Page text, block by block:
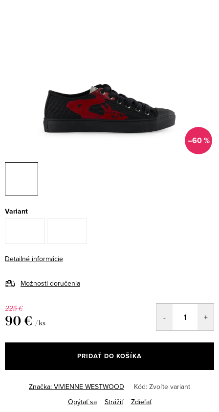
–60 %
Variant
Detailné informácie
Možnosti doručenia
225 €
90 € / ks
cena:
PRIDAŤ DO KOŠÍKA
Značka: VIVIENNE WESTWOOD Kód: Zvoľte variant
Opýtať sa
Strážiť Zdieľať